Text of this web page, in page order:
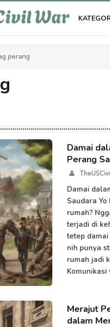
War
perang
Damai
Perang
Damai
Saudara
rumah?
terjadi di
tetep
nih punya
rumah jadi
Komunikasi
Merajut
dalam